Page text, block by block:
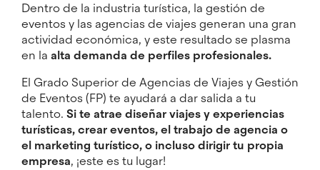
Dentro de la industria turística, la gestión de
eventos y las agencias de viajes generan una gran
actividad económica, y este resultado se plasma
en la alta demanda de perfiles profesionales.
El Grado Superior de Agencias de Viajes y Gestión
de Eventos (FP) te ayudará a dar salida a tu
talento. Si te atrae diseñar viajes y experiencias
turísticas, crear eventos, el trabajo de agencia o
el marketing turístico, o incluso dirigir tu propia
empresa, ¡este es tu lugar!